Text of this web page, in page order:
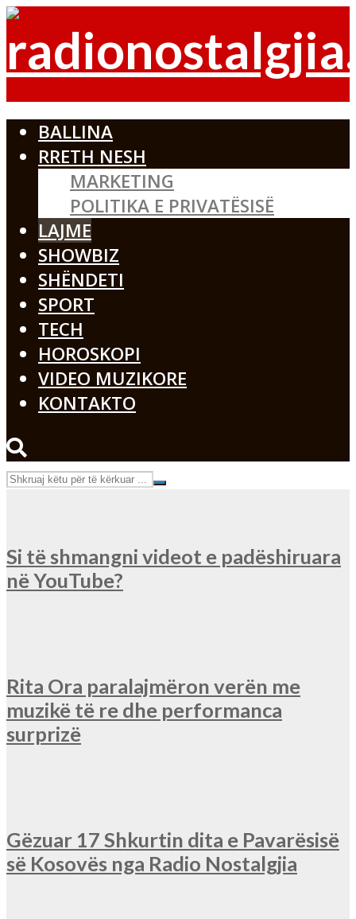
BALLINA
RRETH NESH
MARKETING
POLITIKA E PRIVATËSISË
LAJME
SHOWBIZ
SHËNDETI
SPORT
TECH
HOROSKOPI
VIDEO MUZIKORE
KONTAKTO
Si të shmangni videot e padëshiruara
në YouTube?
Rita Ora paralajmëron verën me
muzikë të re dhe performanca
surprizë
Gëzuar 17 Shkurtin dita e Pavarësisë
së Kosovës nga Radio Nostalgjia